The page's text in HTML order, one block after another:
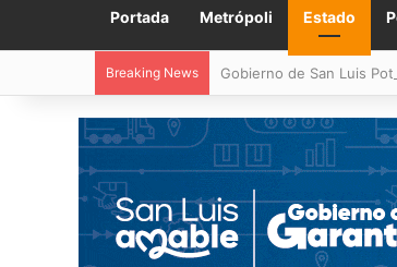
Portada Metrópoli Estado
Breaking News Gobierno de San Luis